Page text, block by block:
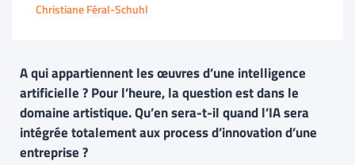
Christiane Féral-Schuhl
A qui appartiennent les œuvres d’une intelligence
artificielle ? Pour l’heure, la question est dans le
domaine artistique. Qu’en sera-t-il quand l’IA sera
intégrée totalement aux process d’innovation d’une
entreprise ?